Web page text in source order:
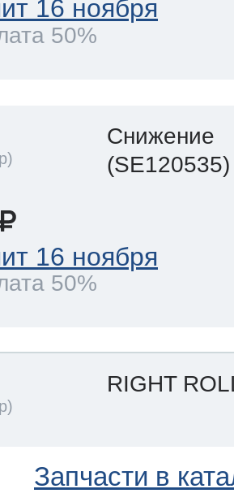
16 ноября
50%
Снижение
(SE120535)
16 ноября
50%
RIGHT
Запчасти в